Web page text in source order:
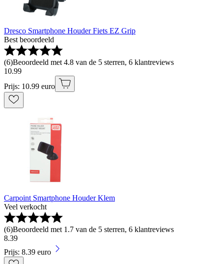
Dresco Smartphone Houder Fiets EZ Grip
Best beoordeeld
(6)Beoordeeld met 4.8 van de 5 sterren, 6 klantreviews
10.99
Prijs: 10.99 euro
Carpoint Smartphone Houder Klem
Veel verkocht
(6)Beoordeeld met 1.7 van de 5 sterren, 6 klantreviews
8.39
Prijs: 8.39 euro